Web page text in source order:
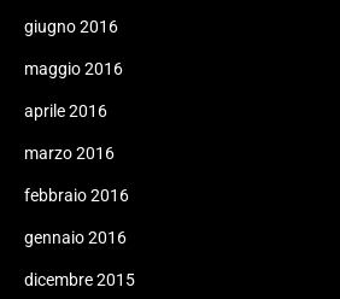
giugno 2016
maggio 2016
aprile 2016
marzo 2016
febbraio 2016
gennaio 2016
dicembre 2015